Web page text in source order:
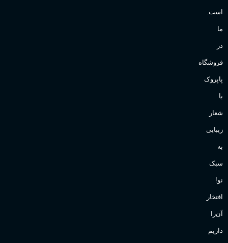
است.
ما
در
فروشگاه
پاپروک
با
شعار
زیبایی
به
سبک
نو!
افتخار
آن‌را
داریم